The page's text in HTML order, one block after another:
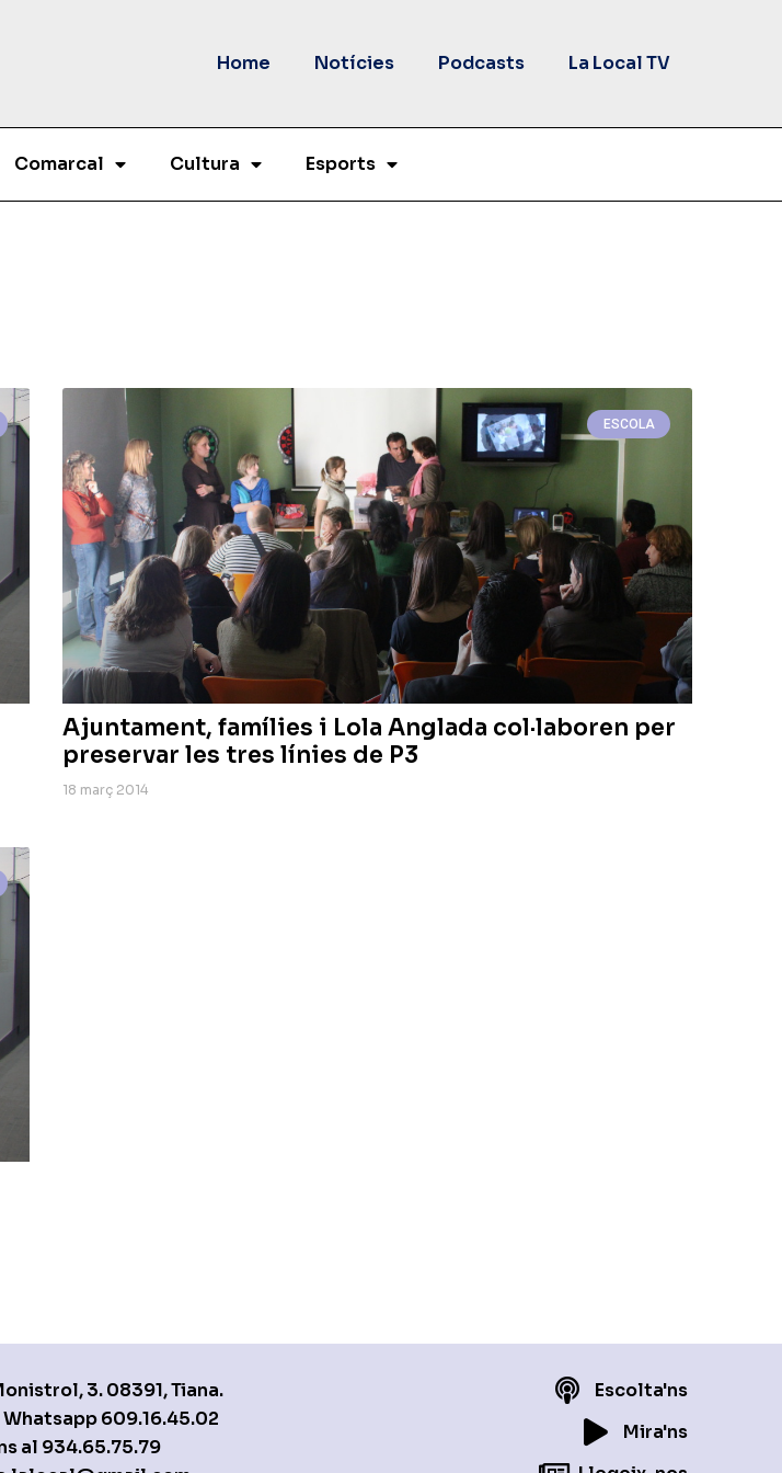
Home Notícies Podcasts La Local TV
Comarcal Cultura Esports
ESCOLA
Ajuntament, famílies i Lola Anglada col·laboren per
preservar les tres línies de P3
18 març 2014
3. 08391, Tiana.
Whatsapp609.16.45.02
al 934.65.75.79
Escolta'ns
Mira'ns